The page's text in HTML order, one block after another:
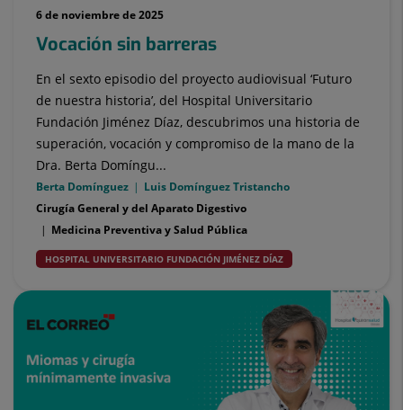
6 de noviembre de 2025
Vocación sin barreras
En el sexto episodio del proyecto audiovisual ‘Futuro
de nuestra historia’, del Hospital Universitario
Fundación Jiménez Díaz, descubrimos una historia de
superación, vocación y compromiso de la mano de la
Dra. Berta Domíngu...
Berta Domínguez
Luis Domínguez Tristancho
Cirugía General y del Aparato Digestivo
Medicina Preventiva y Salud Pública
HOSPITAL UNIVERSITARIO FUNDACIÓN JIMÉNEZ DÍAZ